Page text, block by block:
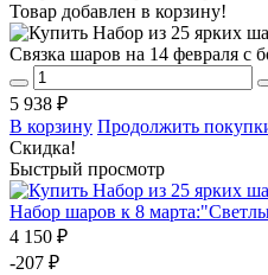
Товар добавлен в корзину!
Связка шаров на 14 февраля с
5 938 ₽
В корзину Продолжить
Скидка!
Быстрый просмотр
Набор шаров к 8
4 150 ₽
-207 ₽